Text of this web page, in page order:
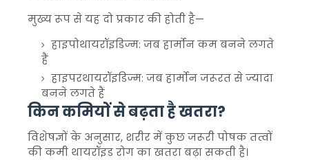
मुख्य रूप से यह दो प्रकार की होती है—
हाइपोथायरॉइडिज्म: जब हार्मोन कम बनने लगते
हैं
हाइपरथायरॉइडिज्म: जब हार्मोन जरूरत से ज्यादा
बनने लगते हैं
किन कमियों से बढ़ता है खतरा?
विशेषज्ञों के अनुसार, शरीर में कुछ जरूरी पोषक तत्वों
की कमी थायरॉइड रोग का खतरा बढ़ा सकती है।